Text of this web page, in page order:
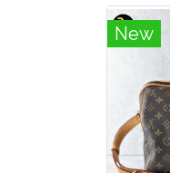
New